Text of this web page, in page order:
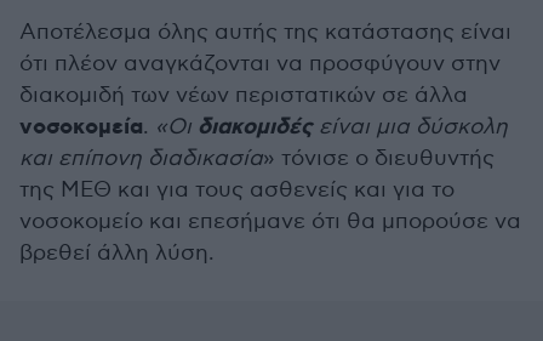
Αποτέλεσμα όλης αυτής της κατάστασης είναι
ότι πλέον αναγκάζονται να προσφύγουν στην
διακομιδή των νέων περιστατικών σε άλλα
νοσοκομεία. «Οι διακομιδέςείναι μια δύσκολη
και επίπονη διαδικασία» τόνισε ο διευθυντής
της ΜΕΘ και για τους ασθενείς και για το
νοσοκομείο και επεσήμανε ότι θα μπορούσε να
βρεθεί άλλη λύση.